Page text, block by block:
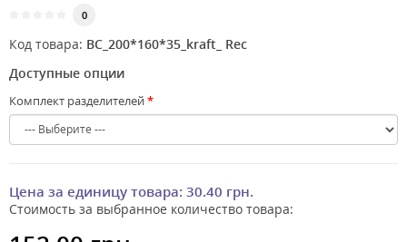
0
Код товара: BС_200*160*35_kraft_ Rec
Доступные опции
Комплект разделителей
Цена за единицу товара: 30.40 грн.
Стоимость за выбранное количество товара: